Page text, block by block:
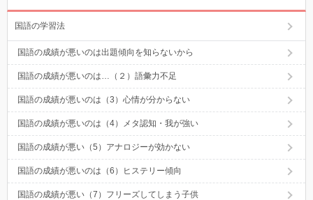
国語の学習法
国語の成績が悪いのは出題傾向を知らないから
国語の成績が悪いのは…（２）語彙力不足
国語の成績が悪いのは（3）心情が分からない
国語の成績が悪いのは（4）メタ認知・我が強い
国語の成績が悪い（5）アナロジーが効かない
国語の成績が悪いのは（6）ヒステリー傾向
国語の成績が悪い（7）フリーズしてしまう子供